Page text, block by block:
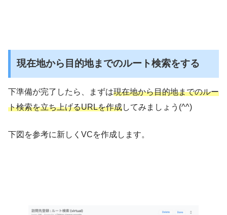
現在地から目的地までのルート検索をする
下準備が完了したら、まずは現在地から目的地までのルー
ト検索を立ち上げるURLを作成してみましょう(^^)
下図を参考に新しくVCを作成します。